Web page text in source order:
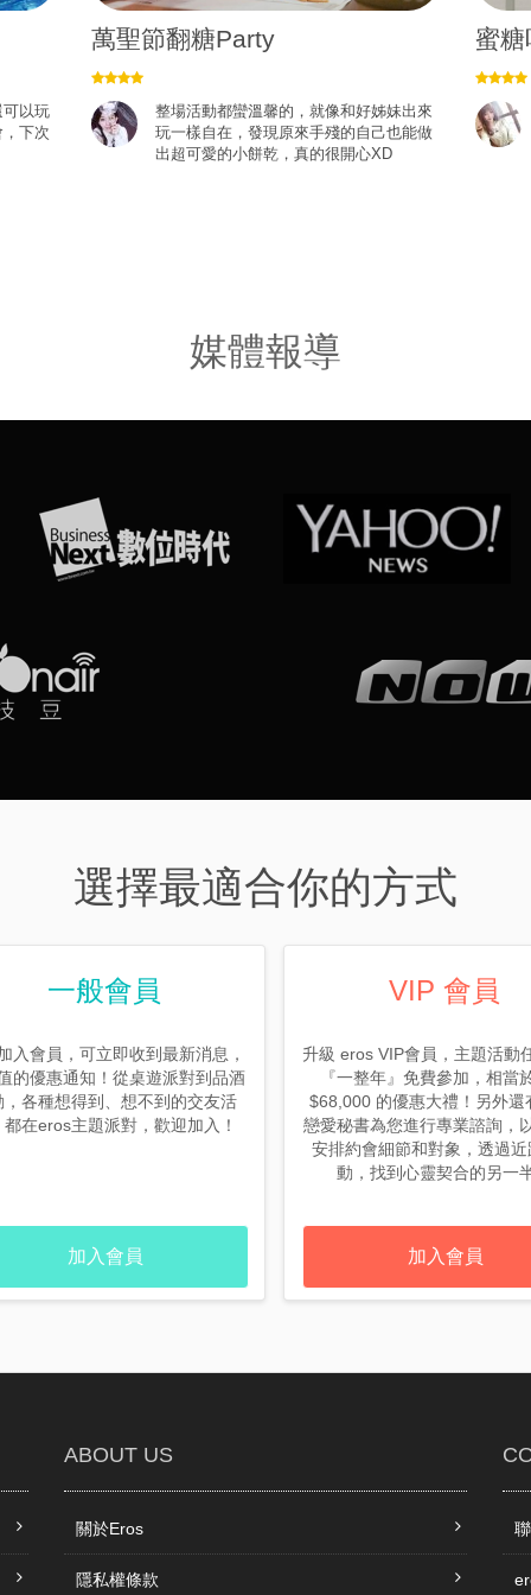
以玩
下次
萬聖節翻糖Party
整場活動都蠻溫馨的，就像和好姊妹出來
玩一樣自在，發現原來手殘的自己也能做
出超可愛的小餅乾，真的很開心XD
蜜糖
媒體報導
選擇最適合你的方式
一般會員
入會員，可立即收到最新消息，
的優惠通知！從桌遊派對到品酒
，各種想得到、想不到的交友活
都在eros主題派對，歡迎加入！
加入會員
VIP 會員
升級 eros VIP會員，主題活動
『一整年』免費參加，相當
$68,000 的優惠大禮！另外還
戀愛秘書為您進行專業諮詢，
安排約會細節和對象，透過
動，找到心靈契合的另一
加入會員
ABOUT US
關於Eros
隱私權條款